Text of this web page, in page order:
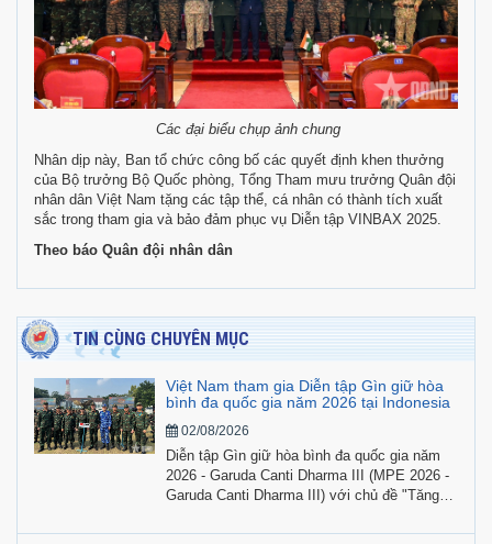
Các đại biểu chụp ảnh chung
Nhân dịp này, Ban tổ chức công bố các quyết định khen thưởng
của Bộ trưởng Bộ Quốc phòng, Tổng Tham mưu trưởng Quân đội
nhân dân Việt Nam tặng các tập thể, cá nhân có thành tích xuất
sắc trong tham gia và bảo đảm phục vụ Diễn tập VINBAX 2025.
Theo báo Quân đội nhân dân
TIN CÙNG CHUYÊN MỤC
Việt Nam tham gia Diễn tập Gìn giữ hòa
bình đa quốc gia năm 2026 tại Indonesia
02/08/2026
Diễn tập Gìn giữ hòa bình đa quốc gia năm
2026 - Garuda Canti Dharma III (MPE 2026 -
Garuda Canti Dharma III) với chủ đề "Tăng
bình và an ninh quốc tế" được tổ chức từ